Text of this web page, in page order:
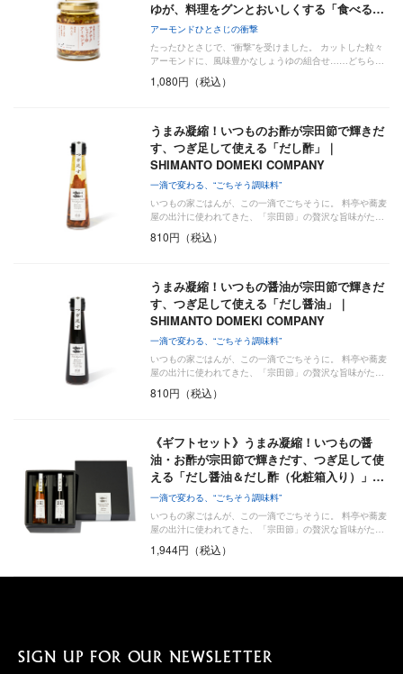
ゆが、料理をグンとおいしくする「食べる…
アーモンドひとさじの衝撃
たったひとさじで、“衝撃”を受けました。 カットした粒々
アーモンドに、風味豊かなしょうゆの組合せ……どちら…
1,080円（税込）
うまみ凝縮！いつものお酢が宗田節で輝きだ
す、つぎ足して使える「だし酢」｜
SHIMANTO DOMEKI COMPANY
一滴で変わる、“ごちそう調味料”
いつもの家ごはんが、この一滴でごちそうに。 料亭や蕎麦
屋の出汁に使われてきた、「宗田節」の贅沢な旨味がた…
810円（税込）
うまみ凝縮！いつもの醤油が宗田節で輝きだ
す、つぎ足して使える「だし醤油」｜
SHIMANTO DOMEKI COMPANY
一滴で変わる、“ごちそう調味料”
いつもの家ごはんが、この一滴でごちそうに。 料亭や蕎麦
屋の出汁に使われてきた、「宗田節」の贅沢な旨味がた…
810円（税込）
《ギフトセット》うまみ凝縮！いつもの醤
油・お酢が宗田節で輝きだす、つぎ足して使
える「だし醤油＆だし酢（化粧箱入り）」…
一滴で変わる、“ごちそう調味料”
いつもの家ごはんが、この一滴でごちそうに。 料亭や蕎麦
屋の出汁に使われてきた、「宗田節」の贅沢な旨味がた…
1,944円（税込）
SIGN UP FOR OUR NEWSLETTER